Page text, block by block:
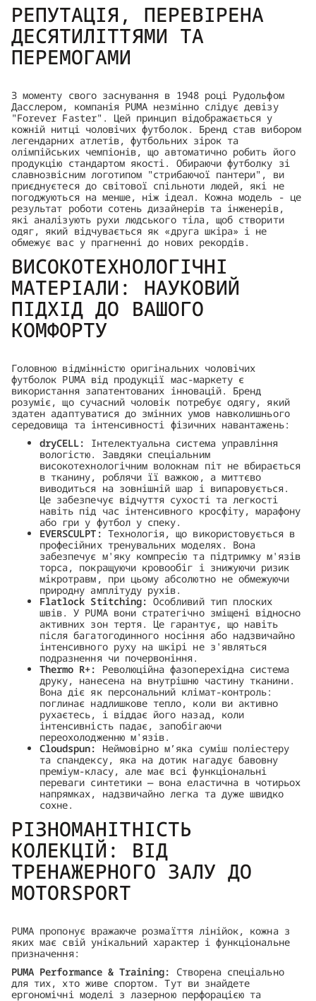
РЕПУТАЦІЯ, ПЕРЕВІРЕНА
ДЕСЯТИЛІТТЯМИ ТА
ПЕРЕМОГАМИ
З моменту свого заснування в 1948 році Рудольфом
Дасслером, компанія PUMA незмінно слідує девізу
"Forever Faster". Цей принцип відображається у
кожній нитці чоловічих футболок. Бренд став вибором
легендарних атлетів, футбольних зірок та
олімпійських чемпіонів, що автоматично робить його
продукцію стандартом якості. Обираючи футболку зі
славнозвісним логотипом "стрибаючої пантери", ви
приєднуєтеся до світової спільноти людей, які не
погоджуються на менше, ніж ідеал. Кожна модель - це
результат роботи сотень дизайнерів та інженерів,
які аналізують рухи людського тіла, щоб створити
одяг, який відчувається як «друга шкіра» і не
обмежує вас у прагненні до нових рекордів.
ВИСОКОТЕХНОЛОГІЧНІ
МАТЕРІАЛИ: НАУКОВИЙ
ПІДХІД ДО ВАШОГО
КОМФОРТУ
Головною відмінністю оригінальних чоловічих
футболок PUMA від продукції мас-маркету є
використання запатентованих інновацій. Бренд
розуміє, що сучасний чоловік потребує одягу, який
здатен адаптуватися до змінних умов навколишнього
середовища та інтенсивності фізичних навантажень:
dryCELL:
Інтелектуальна система управління
вологістю. Завдяки спеціальним
високотехнологічним волокнам піт не вбирається
в тканину, роблячи її важкою, а миттєво
виводиться на зовнішній шар і випаровується.
Це забезпечує відчуття сухості та легкості
навіть під час інтенсивного кросфіту, марафону
або гри у футбол у спеку.
EVERSCULPT: Технологія, що використовується в
професійних тренувальних моделях. Вона
забезпечує м'яку компресію та підтримку м'язів
торса, покращуючи кровообіг і знижуючи ризик
мікротравм, при цьому абсолютно не обмежуючи
природну амплітуду рухів.
Flatlock Stitching: Особливий тип плоских
швів. У PUMA вони стратегічно зміщені відносно
активних зон тертя. Це гарантує, що навіть
після багатогодинного носіння або надзвичайно
інтенсивного руху на шкірі не з'являться
подразнення чи почервоніння.
Thermo R+:
Революційна фазоперехідна система
друку, нанесена на внутрішню частину тканини.
Вона діє як персональний клімат-контроль:
поглинає надлишкове тепло, коли ви активно
рухаєтесь, і віддає його назад, коли
інтенсивність падає, запобігаючи
переохолодженню м'язів.
Cloudspun:
Неймовірно м’яка суміш поліестеру
та спандексу, яка на дотик нагадує бавовну
преміум-класу, але має всі функціональні
переваги синтетики — вона еластична в чотирьох
напрямках, надзвичайно легка та дуже швидко
сохне.
РІЗНОМАНІТНІСТЬ
КОЛЕКЦІЙ: ВІД
ТРЕНАЖЕРНОГО ЗАЛУ ДО
MOTORSPORT
PUMA пропонує вражаюче розмаїття лінійок, кожна з
яких має свій унікальний характер і функціональне
призначення:
PUMA Performance & Training:
Створена спеціально
для тих, хто живе спортом. Тут ви знайдете
ергономічні моделі з лазерною перфорацією та